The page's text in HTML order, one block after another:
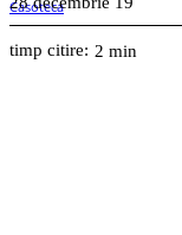
timp citire: 2 min